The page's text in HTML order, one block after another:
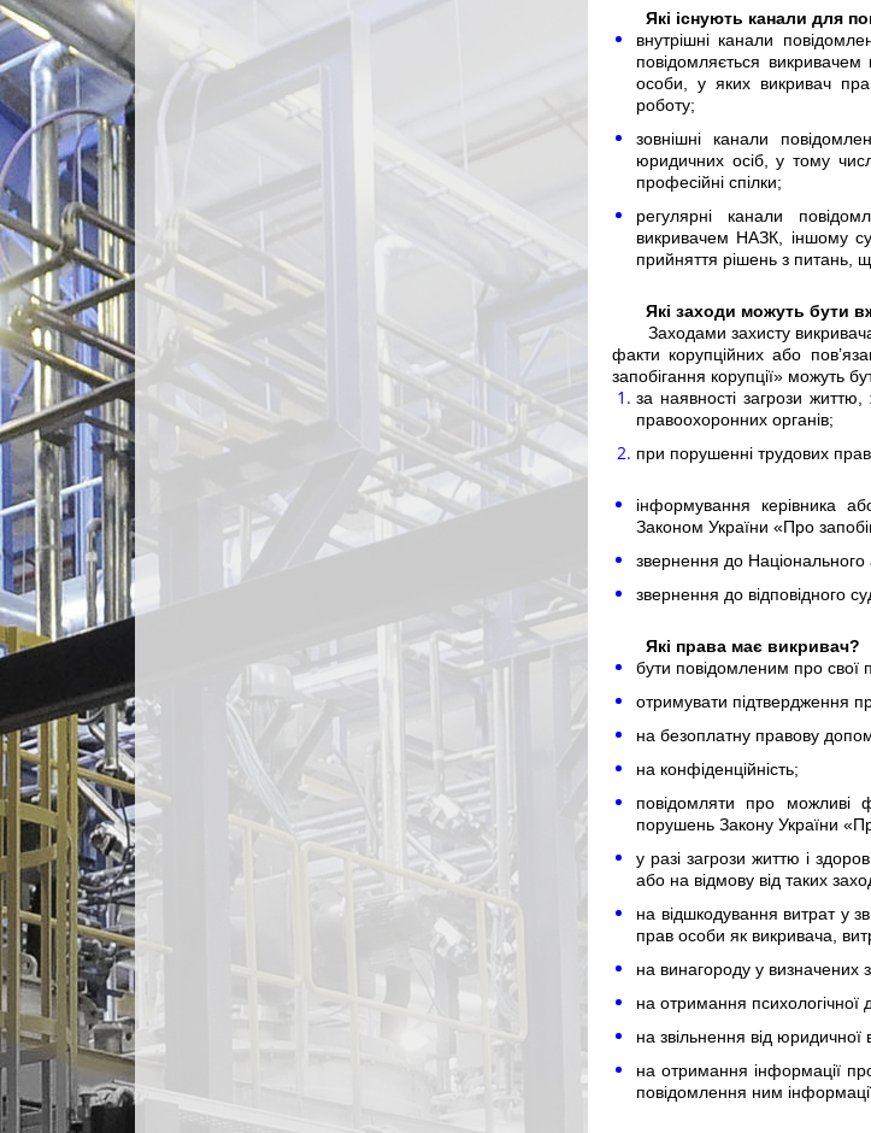
Які існують канали для
внутрішні канали
повідомляється
особи, у яких викривач
роботу;
зовнішні канали
юридичних осіб, у тому
професійні спілки;
регулярні канали
викривачем НАЗК, іншому
прийняття рішень з питань,
Які заходи можуть бути
Заходами захисту
факти корупційних або
запобігання корупції» можуть
за наявності загрози
правоохоронних органів;
при порушенні трудових
інформування керівника
Законом України «Про
звернення до Національного
звернення до відповідного
Які права має викривач?
бути повідомленим про свої
отримувати підтвердження
на безоплатну правову
на конфіденційність;
повідомляти про можливі
порушень Закону України
у разі загрози життю і
або на відмову від таких
на відшкодування витрат у
прав особи як викривача,
на винагороду у визначених
на отримання психологічної
на звільнення від юридичної
на отримання інформації
повідомлення ним